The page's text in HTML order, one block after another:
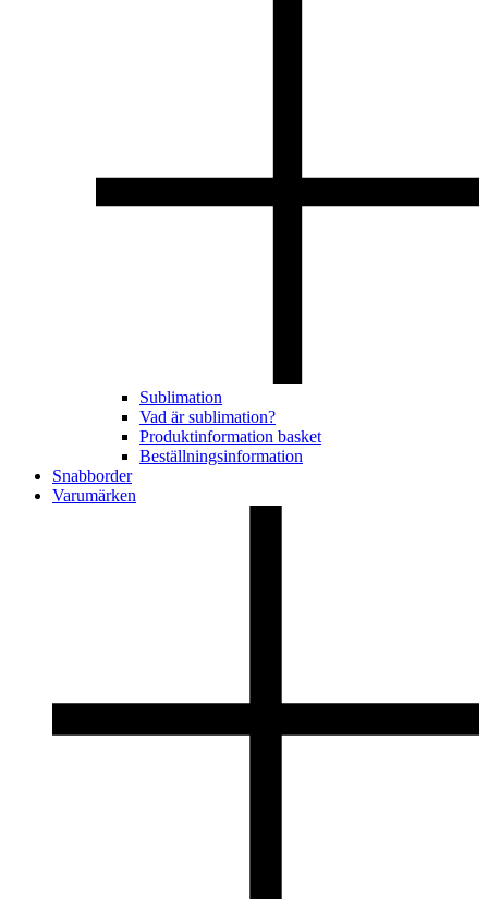
Sublimation
Vad är sublimation?
Produktinformation basket
Beställningsinformation
Snabborder
Varumärken